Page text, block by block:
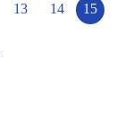
13 14 15